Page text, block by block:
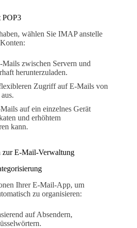
POP3
wählen Sie IMAP anstelle
zwischen Servern und
herunterzuladen.
Zugriff auf E-Mails von
auf ein einzelnes Gerät
und erhöhtem
kann.
zur E-Mail-Verwaltung
Ihrer E-Mail-App, um
zu organisieren:
auf Absendern,